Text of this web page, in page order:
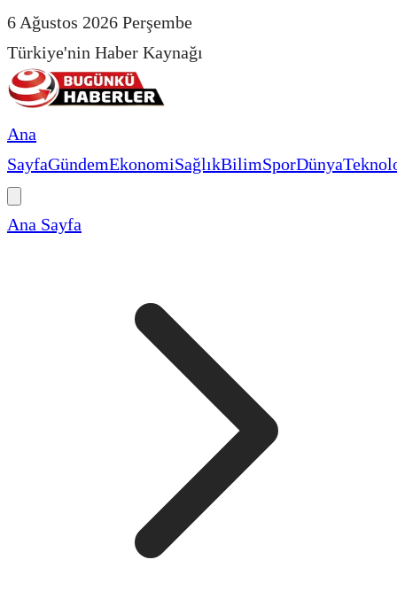
6 Ağustos 2026 Perşembe
Türkiye'nin Haber Kaynağı
Ana
SayfaGündemEkonomiSağlıkBilimSporDünya
Ana Sayfa